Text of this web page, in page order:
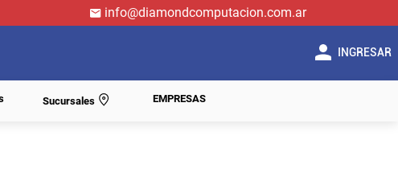
info@diamondcomputacion.com.ar
INGRESAR
Sucursales EMPRESAS